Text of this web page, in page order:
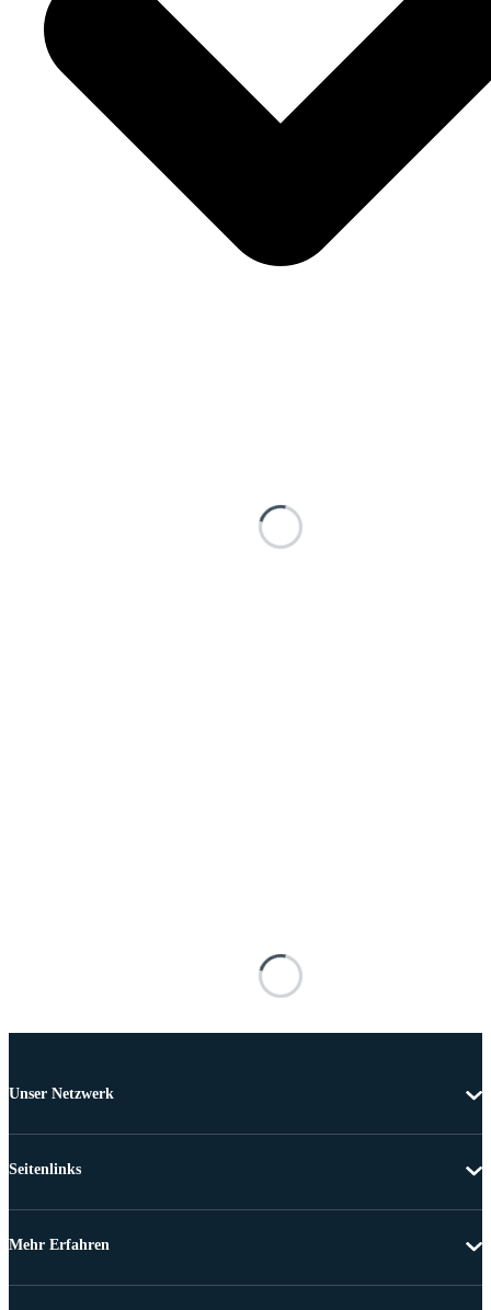
Unser Netzwerk
Seitenlinks
Mehr Erfahren